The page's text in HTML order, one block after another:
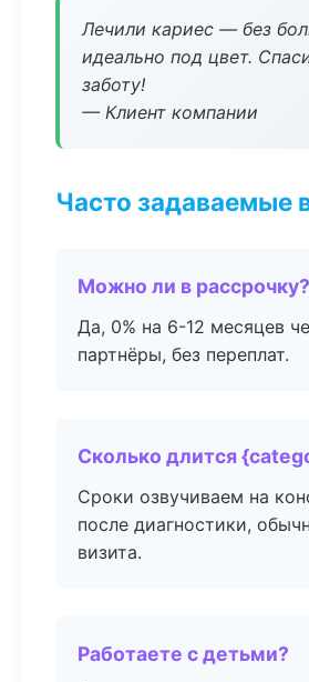
Лечили кариес — без
идеально под цвет.
заботу!
— Клиент компании
Часто задаваемые
Можно ли в рассрочку?
Да, 0% на 6-12 месяцев
партнёры, без переплат.
Сколько длится
Сроки озвучиваем на
после диагностики,
визита.
Работаете с детьми?